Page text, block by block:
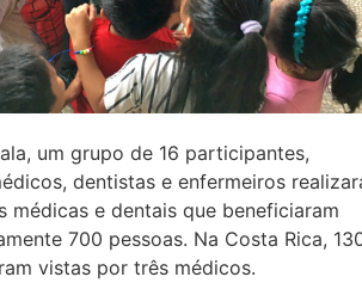
um grupo de 16 participantes,
dentistas e enfermeiros
médicas e dentais que beneficiaram
700 pessoas. Na Costa Rica,
vistas por três médicos.